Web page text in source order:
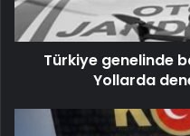
Türkiye genelinde
Yollarda